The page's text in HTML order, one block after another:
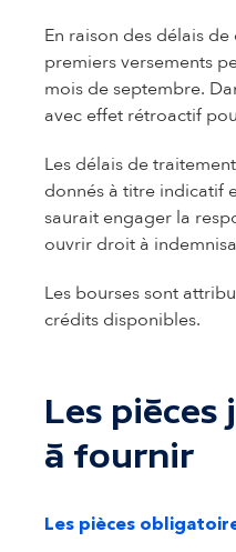
En raison des délais
premiers versements
mois de septembre.
avec effet rétroactif
Les délais de
donnés à titre indicatif
saurait engager la
ouvrir droit à
Les bourses sont
crédits disponibles.
Les
à fournir
Les pièces